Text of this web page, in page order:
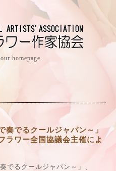
homepage
奏でるクールジャパン～」
ラワー全国協議会主催によ
でるクールジャパン～」、